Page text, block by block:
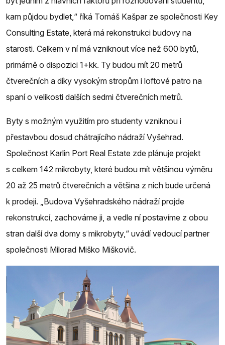
kam půjdou bydlet,“ říká Tomáš Kašpar ze společnosti Key
Consulting Estate, která má rekonstrukci budovy na
starosti. Celkem v ní má vzniknout více než 600 bytů,
primárně o dispozici 1+kk. Ty budou mít 20 metrů
čtverečních a díky vysokým stropům i loftové patro na
spaní o velikosti dalších sedmi čtverečních metrů.
Byty s možným využitím pro studenty vzniknou i
přestavbou dosud chátrajícího nádraží Vyšehrad.
Společnost Karlin Port Real Estate zde plánuje projekt
s celkem 142 mikrobyty, které budou mít většinou výměru
20 až 25 metrů čtverečních a většina z nich bude určená
k prodeji. „Budova Vyšehradského nádraží projde
rekonstrukcí, zachováme ji, a vedle ní postavíme z obou
stran další dva domy s mikrobyty,“ uvádí vedoucí partner
společnosti Milorad Miško Miškovič.